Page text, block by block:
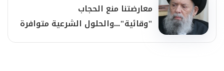
معارضتنا منع الحجاب
"وقائية"...والحلول الشرعية متوافرة